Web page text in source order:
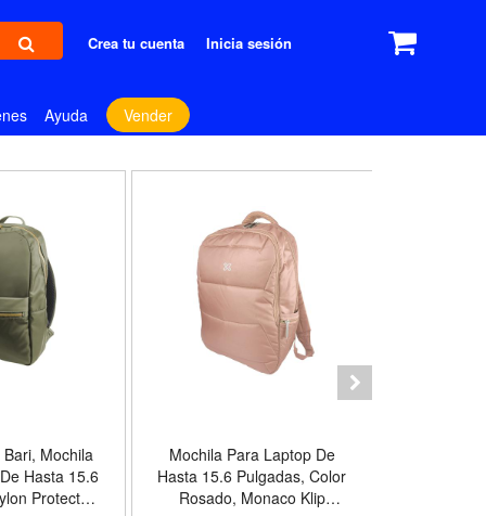
Crea tu cuenta Inicia sesión
Ayuda Vender
Mochila
Hasta 15.6
Protector
Mochila Para Laptop De
Hasta 15.6 Pulgadas, Color
Rosado, Monaco Klip